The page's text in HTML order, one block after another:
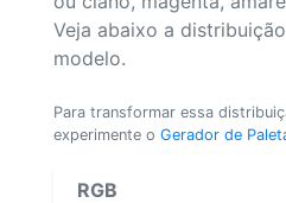
Veja abaixo a
modelo.
Para transformar essa
experimente o Gerador de
RGB